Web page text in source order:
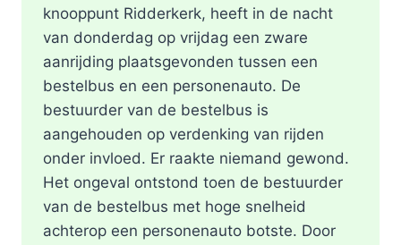
knooppunt Ridderkerk, heeft in de nacht
van donderdag op vrijdag een zware
aanrijding plaatsgevonden tussen een
bestelbus en een personenauto. De
bestuurder van de bestelbus is
aangehouden op verdenking van rijden
onder invloed. Er raakte niemand gewond.
Het ongeval ontstond toen de bestuurder
van de bestelbus met hoge snelheid
achterop een personenauto botste. Door